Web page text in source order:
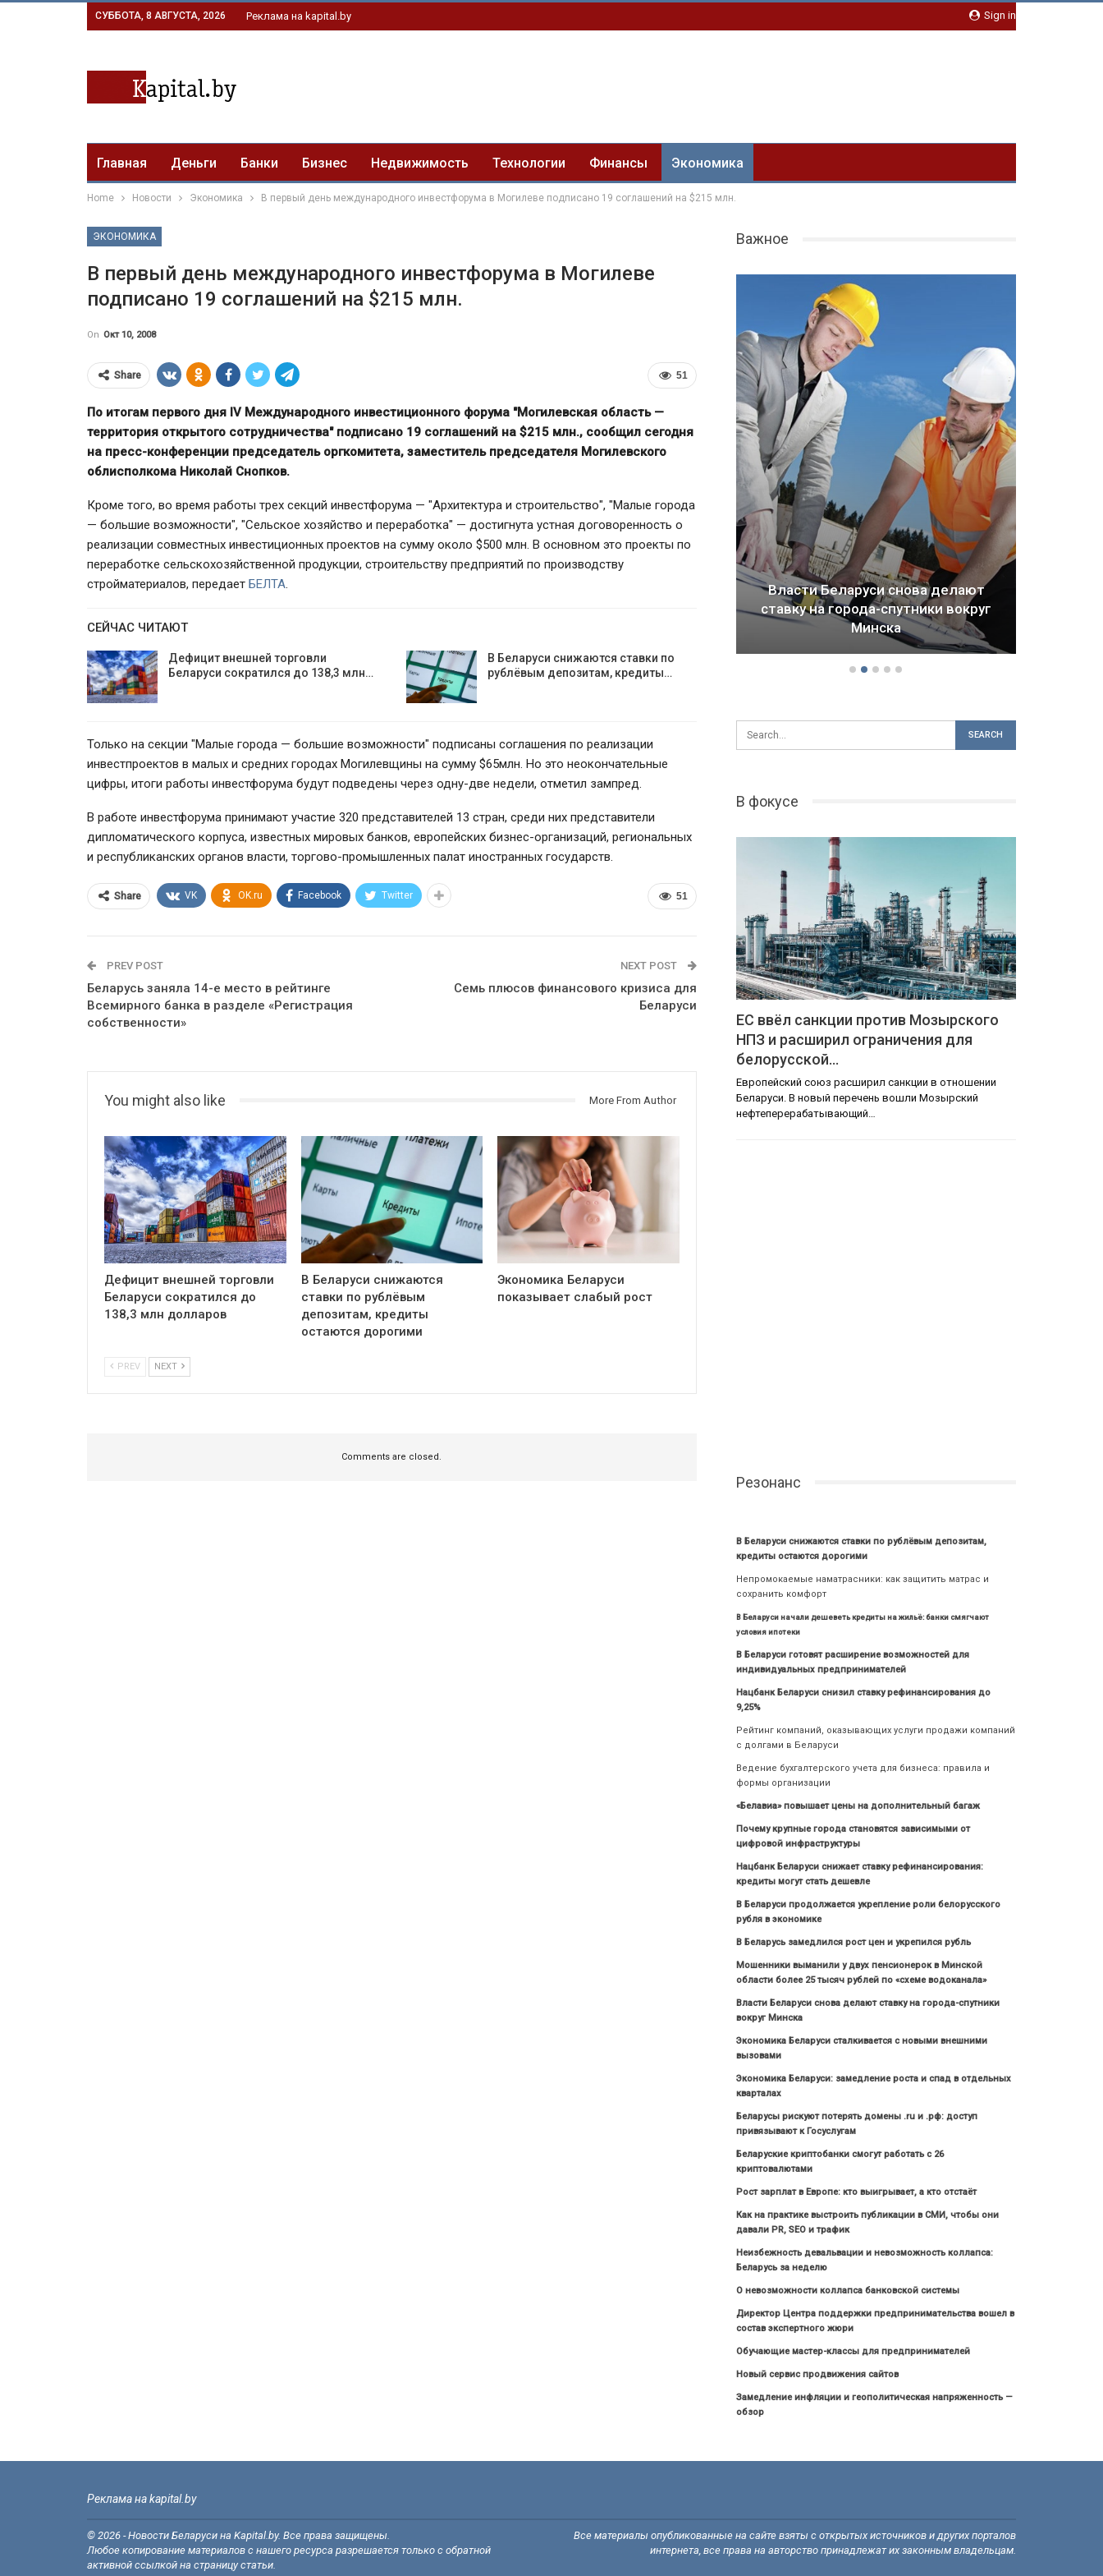
Sign in
СУББОТА, 8 АВГУСТА, 2026 Реклама на kapital.by
Главная Деньги Банки Бизнес Недвижимость Технологии Финансы Экономика
Home Новости Экономика В первый день международного инвестфорума в Могилеве подписано 19 соглашений на $215 млн.
ЭКОНОМИКА
В первый день международного инвестфорума в Могилеве
подписано 19 соглашений на $215 млн.
On Окт 10, 2008
51
Share
По итогам первого дня IV Международного инвестиционного форума "Могилевская область —
территория открытого сотрудничества" подписано 19 соглашений на $215 млн., сообщил сегодня
на пресс-конференции председатель оргкомитета, заместитель председателя Могилевского
облисполкома Николай Снопков.
Кроме того, во время работы трех секций инвестфорума — "Архитектура и строительство", "Малые города
— большие возможности", "Сельское хозяйство и переработка" — достигнута устная договоренность о
реализации совместных инвестиционных проектов на сумму около $500 млн. В основном это проекты по
переработке сельскохозяйственной продукции, строительству предприятий по производству
стройматериалов, передает БЕЛТА.
СЕЙЧАС ЧИТАЮТ
Дефицит внешней торговли
Беларуси сократился до 138,3 млн…
В Беларуси снижаются ставки по
рублёвым депозитам, кредиты…
Только на секции "Малые города — большие возможности" подписаны соглашения по реализации
инвестпроектов в малых и средних городах Могилевщины на сумму $65млн. Но это неокончательные
цифры, итоги работы инвестфорума будут подведены через одну-две недели, отметил зампред.
В работе инвестфорума принимают участие 320 представителей 13 стран, среди них представители
дипломатического корпуса, известных мировых банков, европейских бизнес-организаций, региональных
и республиканских органов власти, торгово-промышленных палат иностранных государств.
51
Share VK OK.ru Facebook Twitter
PREV POST
Беларусь заняла 14-е место в рейтинге
Всемирного банка в разделе «Регистрация
собственности»
NEXT POST
Семь плюсов финансового кризиса для
Беларуси
You might also like More From Author
Дефицит внешней торговли
Беларуси сократился до
138,3 млн долларов
В Беларуси снижаются
ставки по рублёвым
депозитам, кредиты
остаются дорогими
Экономика Беларуси
показывает слабый рост
PREV NEXT
Comments are closed.
Важное
ЕС ввёл санкции против
Драма Детройта: как ломается
будущее городов и стран
В фокусе
ЕС ввёл санкции против Мозырского
НПЗ и расширил ограничения для
белорусской…
Европейский союз расширил санкции в отношении
Беларуси. В новый перечень вошли Мозырский
нефтеперерабатывающий…
Резонанс
В Беларуси снижаются ставки по рублёвым депозитам,
кредиты остаются дорогими
Непромокаемые наматрасники: как защитить матрас и
сохранить комфорт
В Беларуси начали дешеветь кредиты на жильё: банки смягчают
условия ипотеки
В Беларуси готовят расширение возможностей для
индивидуальных предпринимателей
Нацбанк Беларуси снизил ставку рефинансирования до
9,25%
Рейтинг компаний, оказывающих услуги продажи компаний
с долгами в Беларуси
Ведение бухгалтерского учета для бизнеса: правила и
формы организации
«Белавиа» повышает цены на дополнительный багаж
Почему крупные города становятся зависимыми от
цифровой инфраструктуры
Нацбанк Беларуси снижает ставку рефинансирования:
кредиты могут стать дешевле
В Беларуси продолжается укрепление роли белорусского
рубля в экономике
В Беларусь замедлился рост цен и укрепился рубль
Мошенники выманили у двух пенсионерок в Минской
области более 25 тысяч рублей по «схеме водоканала»
Власти Беларуси снова делают ставку на города-спутники
вокруг Минска
Экономика Беларуси сталкивается с новыми внешними
вызовами
Экономика Беларуси: замедление роста и спад в отдельных
кварталах
Беларусы рискуют потерять домены .ru и .рф: доступ
привязывают к Госуслугам
Беларуские криптобанки смогут работать с 26
криптовалютами
Рост зарплат в Европе: кто выигрывает, а кто отстаёт
Как на практике выстроить публикации в СМИ, чтобы они
давали PR, SEO и трафик
Неизбежность девальвации и невозможность коллапса:
Беларусь за неделю
О невозможности коллапса банковской системы
Директор Центра поддержки предпринимательства вошел в
состав экспертного жюри
Обучающие мастер-классы для предпринимателей
Новый сервис продвижения сайтов
Замедление инфляции и геополитическая напряженность —
обзор
Реклама на kapital.by
© 2026 - Новости Беларуси на Kapital.by. Все права защищены.
Любое копирование материалов с нашего ресурса разрешается только с обратной
активной ссылкой на страницу статьи.
Все материалы опубликованные на сайте взяты с открытых источников и других порталов
интернета, все права на авторство принадлежат их законным владельцам.